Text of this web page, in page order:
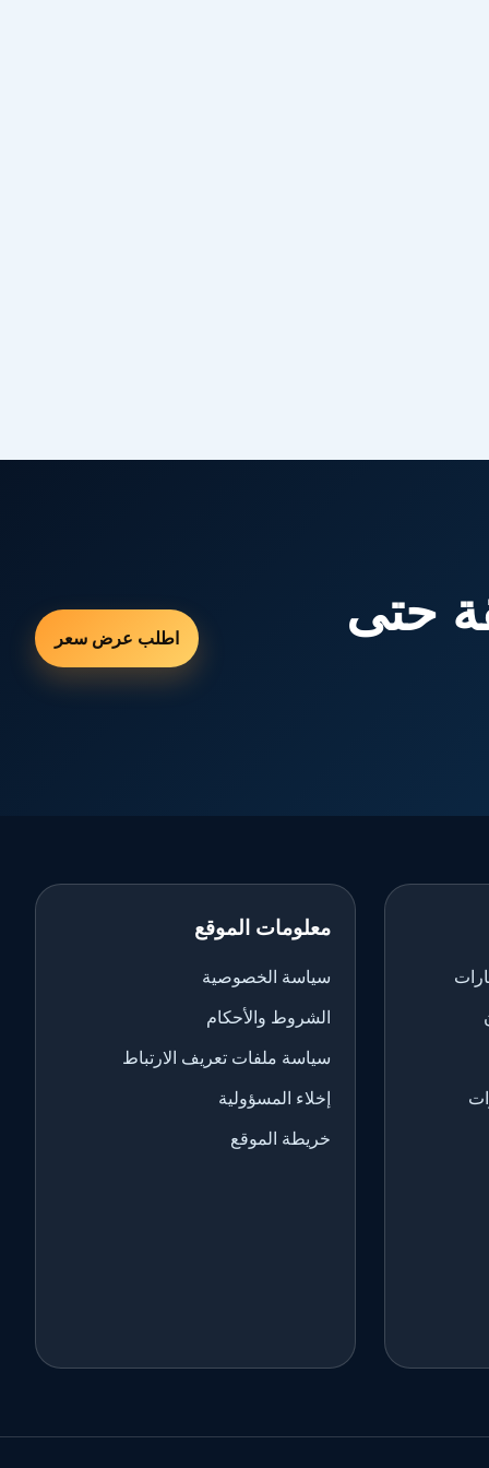
حتى اطلب عرض سعر
معلومات الموقع
سياسة الخصوصية
الشروط والأحكام
سياسة ملفات تعريف الارتباط
إخلاء المسؤولية
خريطة الموقع